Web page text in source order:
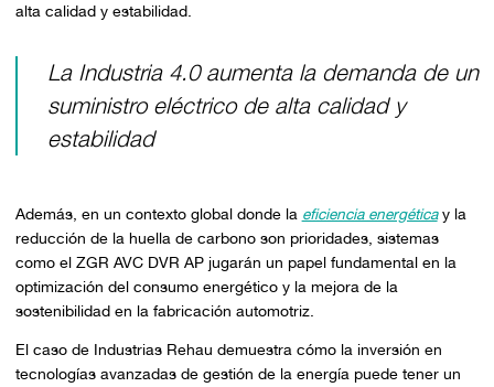
alta calidad y estabilidad.
La Industria 4.0 aumenta la demanda de un
suministro eléctrico de alta calidad y
estabilidad
Además, en un contexto global donde la eficiencia energéticay la
reducción de la huella de carbono son prioridades, sistemas
como el ZGR AVC DVR AP jugarán un papel fundamental en la
optimización del consumo energético y la mejora de la
sostenibilidad en la fabricación automotriz.
El caso de Industrias Rehau demuestra cómo la inversión en
tecnologías avanzadas de gestión de la energía puede tener un